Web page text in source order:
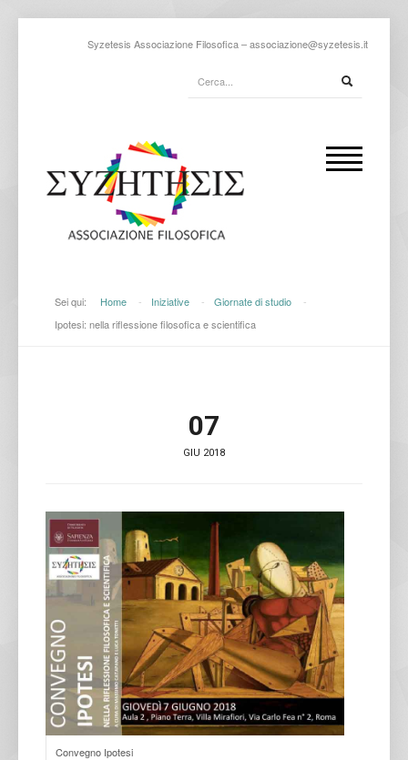
Syzetesis Associazione Filosofica –associazione@syzetesis.it
Sei qui: Home - Iniziative - Giornate di studio
-
Ipotesi: nella riflessione filosofica e scientifica
07
GIU 2018
Convegno Ipotesi